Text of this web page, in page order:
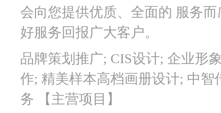
会向您提供优质、全面的 服务
好服务回报广大客户。
品牌策划推广; CIS设计; 企业形
作; 精美样本高档画册设计; 中智
务 【主营项目】